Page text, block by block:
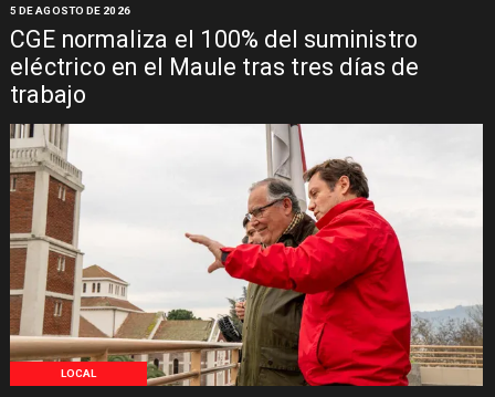
CGE normaliza el 100% del suministro
eléctrico en el Maule tras tres días de
trabajo
5 DE AGOSTO DE 2026
LOCAL